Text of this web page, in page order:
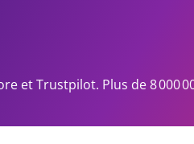
et Trustpilot. Plus de 8 000